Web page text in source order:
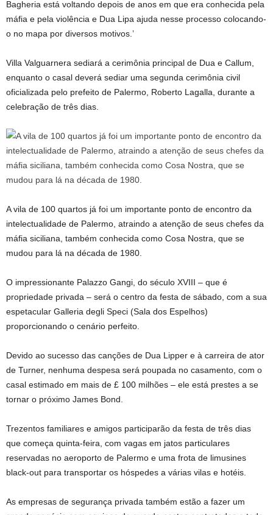
Bagheria está voltando depois de anos em que era conhecida pela
máfia e pela violência e Dua Lipa ajuda nesse processo colocando-
o no mapa por diversos motivos.’
Villa Valguarnera sediará a cerimônia principal de Dua e Callum,
enquanto o casal deverá sediar uma segunda cerimônia civil
oficializada pelo prefeito de Palermo, Roberto Lagalla, durante a
celebração de três dias.
A vila de 100 quartos já foi um importante ponto de encontro da
intelectualidade de Palermo, atraindo a atenção de seus chefes da
máfia siciliana, também conhecida como Cosa Nostra, que se
mudou para lá na década de 1980.
O impressionante Palazzo Gangi, do século XVIII – que é
propriedade privada – será o centro da festa de sábado, com a sua
espetacular Galleria degli Speci (Sala dos Espelhos)
proporcionando o cenário perfeito.
Devido ao sucesso das canções de Dua Lipper e à carreira de ator
de Turner, nenhuma despesa será poupada no casamento, com o
casal estimado em mais de £ 100 milhões – ele está prestes a se
tornar o próximo James Bond.
Trezentos familiares e amigos participarão da festa de três dias
que começa quinta-feira, com vagas em jatos particulares
reservadas no aeroporto de Palermo e uma frota de limusines
black-out para transportar os hóspedes a várias vilas e hotéis.
As empresas de segurança privada também estão a fazer um